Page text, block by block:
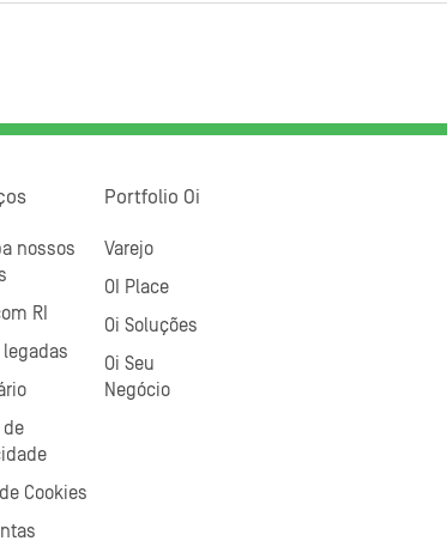
nossos
RI
legadas
de
Cookies
Portfolio Oi
Varejo
OI Place
Oi Soluções
Oi Seu
Negócio